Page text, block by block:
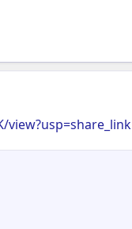
view?usp=share_link